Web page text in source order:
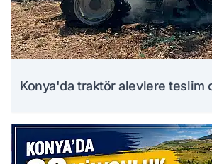
Konya'da traktör alevlere teslim